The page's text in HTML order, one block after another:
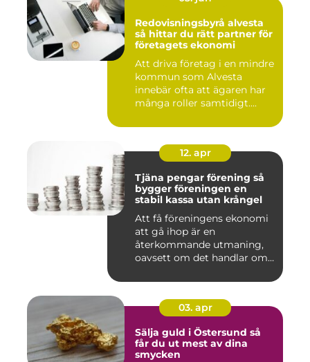
Redovisningsbyrå alvesta
så hittar du rätt partner för
företagets ekonomi
Att driva företag i en mindre
kommun som Alvesta
innebär ofta att ägaren har
många roller samtidigt....
12. apr
Tjäna pengar förening så
bygger föreningen en
stabil kassa utan krångel
Att få föreningens ekonomi
att gå ihop är en
återkommande utmaning,
oavsett om det handlar om
03. apr
Sälja guld i Östersund så
får du ut mest av dina
smycken